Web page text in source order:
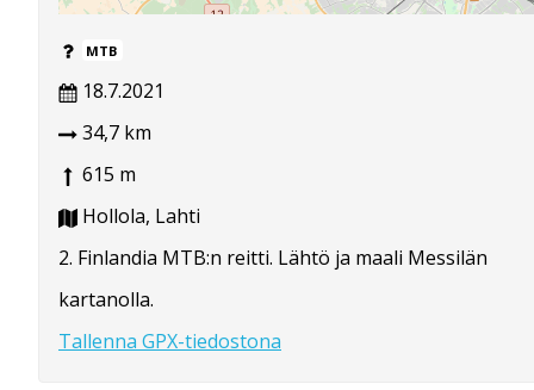
MTB
18.7.2021
34,7 km
615 m
Hollola, Lahti
2. Finlandia MTB:n reitti. Lähtö ja maali Messilän
kartanolla.
Tallenna GPX-tiedostona